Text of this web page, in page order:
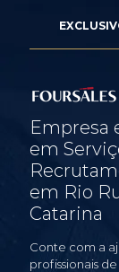
Empresa
em
em Rio
Catarina
Conte com a
profissionais